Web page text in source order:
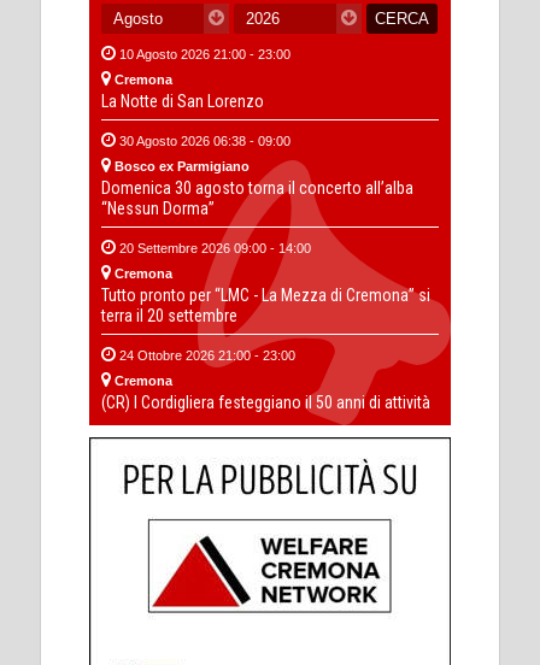
10 Agosto 2026 21:00 - 23:00
Cremona
La Notte di San Lorenzo
30 Agosto 2026 06:38 - 09:00
Bosco ex Parmigiano
Domenica 30 agosto torna il concerto all’alba
“Nessun Dorma”
20 Settembre 2026 09:00 - 14:00
Cremona
Tutto pronto per “LMC - La Mezza di Cremona” si
terra il 20 settembre
24 Ottobre 2026 21:00 - 23:00
Cremona
(CR) I Cordigliera festeggiano il 50 anni di attività